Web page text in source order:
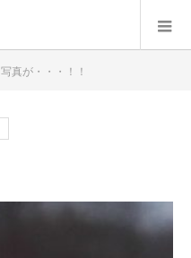
写真が・・・！！